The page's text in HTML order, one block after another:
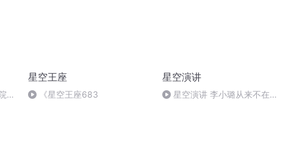
星空王座
《星空王座683
星空演讲
星空演讲 李小璐从来不在乎